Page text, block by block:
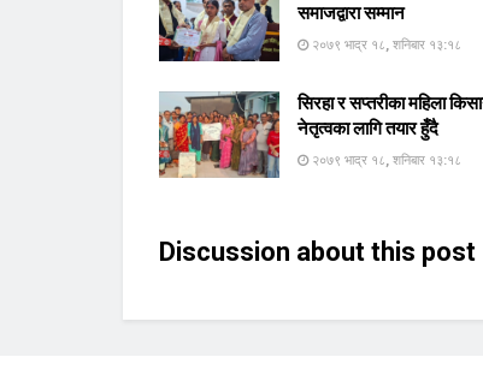
समाजद्वारा सम्मान
२०७९ भाद्र १८, शनिबार १३:१८
सिरहा र सप्तरीका महिला
नेतृत्वका लागि तयार हुँदै
२०७९ भाद्र १८, शनिबार १३:१८
Discussion about this post